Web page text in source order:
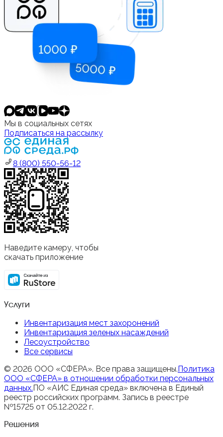
Мы в социальных сетях
Подписаться на рассылку
8 (800) 550-56-12
Наведите камеру, чтобы
скачать приложение
Услуги
Инвентаризация мест захоронений
Инвентаризация зеленых насаждений
Лесоустройство
Все сервисы
© 2026 ООО «СФЕРА». Все права защищены.Политика
ООО «СФЕРА» в отношении обработки персональных
данных.ПО «АИС Единая среда» включена в Единый
реестр российских программ. Запись в реестре
№15725 от 05.12.2022 г.
Решения